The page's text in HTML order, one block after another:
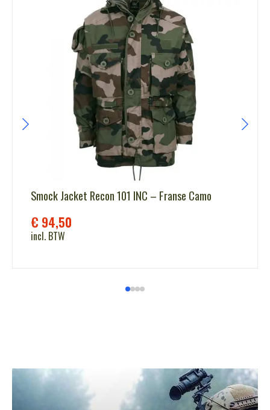
Smock Jacket Recon 101 INC – Franse Camo
€ 94,50
incl. BTW